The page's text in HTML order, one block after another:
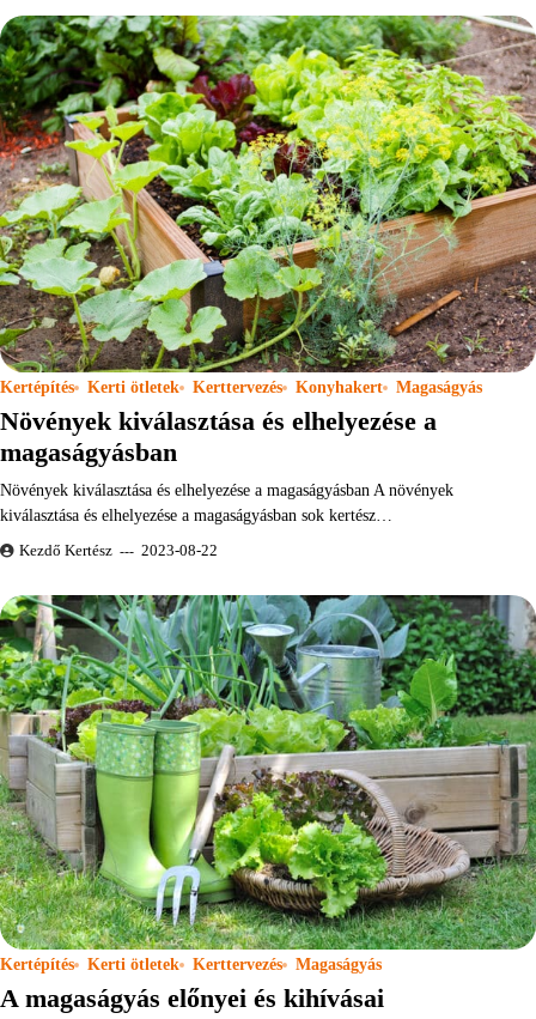
Kertépítés Kerti ötletek Kerttervezés Konyhakert Magaságyás
Növények kiválasztása és elhelyezése a
magaságyásban
Növények kiválasztása és elhelyezése a magaságyásban A növények
kiválasztása és elhelyezése a magaságyásban sok kertész…
Kezdő Kertész 2023-08-22
Kertépítés Kerti ötletek Kerttervezés Magaságyás
A magaságyás előnyei és kihívásai